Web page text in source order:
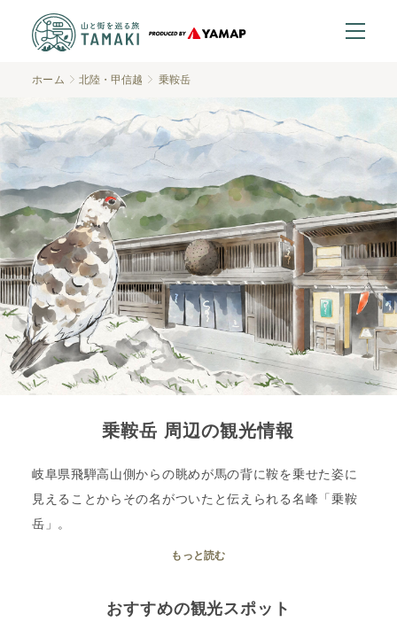
ホーム 北陸・甲信越 乗鞍岳
乗鞍岳 周辺の観光情報
岐阜県飛騨高山側からの眺めが馬の背に鞍を乗せた姿に
見えることからその名がついたと伝えられる名峰「乗鞍
岳」。
バスが走る標高としては日本一で、3000m級でありなが
もっと読む
おすすめの観光スポット